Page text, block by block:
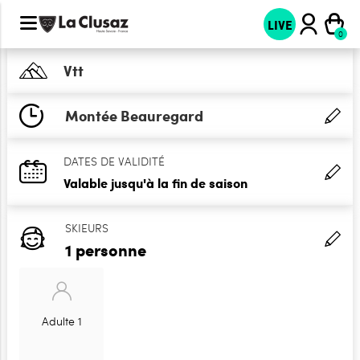
LIVE
Vtt
Montée Beauregard
DATES DE VALIDITÉ
Valable jusqu'à la fin de saison
SKIEURS
1 personne
Adulte 1